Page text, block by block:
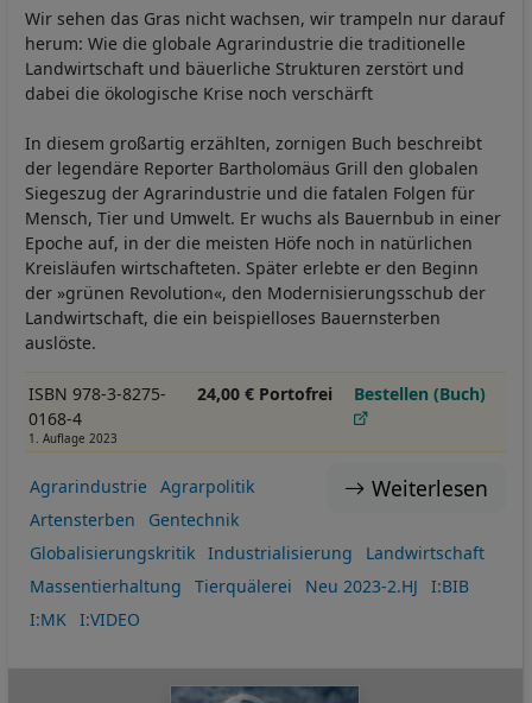
Wir sehen das Gras nicht wachsen, wir trampeln nur darauf
herum: Wie die globale Agrarindustrie die traditionelle
Landwirtschaft und bäuerliche Strukturen zerstört und
dabei die ökologische Krise noch verschärft
In diesem großartig erzählten, zornigen Buch beschreibt
der legendäre Reporter Bartholomäus Grill den globalen
Siegeszug der Agrarindustrie und die fatalen Folgen für
Mensch, Tier und Umwelt. Er wuchs als Bauernbub in einer
Epoche auf, in der die meisten Höfe noch in natürlichen
Kreisläufen wirtschafteten. Später erlebte er den Beginn
der »grünen Revolution«, den Modernisierungsschub der
Landwirtschaft, die ein beispielloses Bauernsterben
auslöste.
ISBN 978-3-8275-
0168-4
1. Auflage 2023
24,00 € Portofrei Bestellen (Buch)
Weiterlesen
Agrarindustrie
Agrarpolitik
Artensterben
Gentechnik
Globalisierungskritik
Industrialisierung
Landwirtschaft
Massentierhaltung
Tierquälerei Neu 2023-2.HJ
I:BIB
I:MK
I:VIDEO